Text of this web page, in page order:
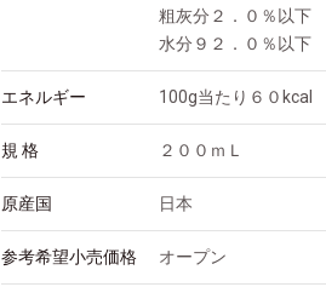
粗灰分２．０％以下
水分９２．０％以下
エネルギー 100g当たり６０kcal
規 格 ２００ｍＬ
原産国 日本
参考希望小売価格 オープン